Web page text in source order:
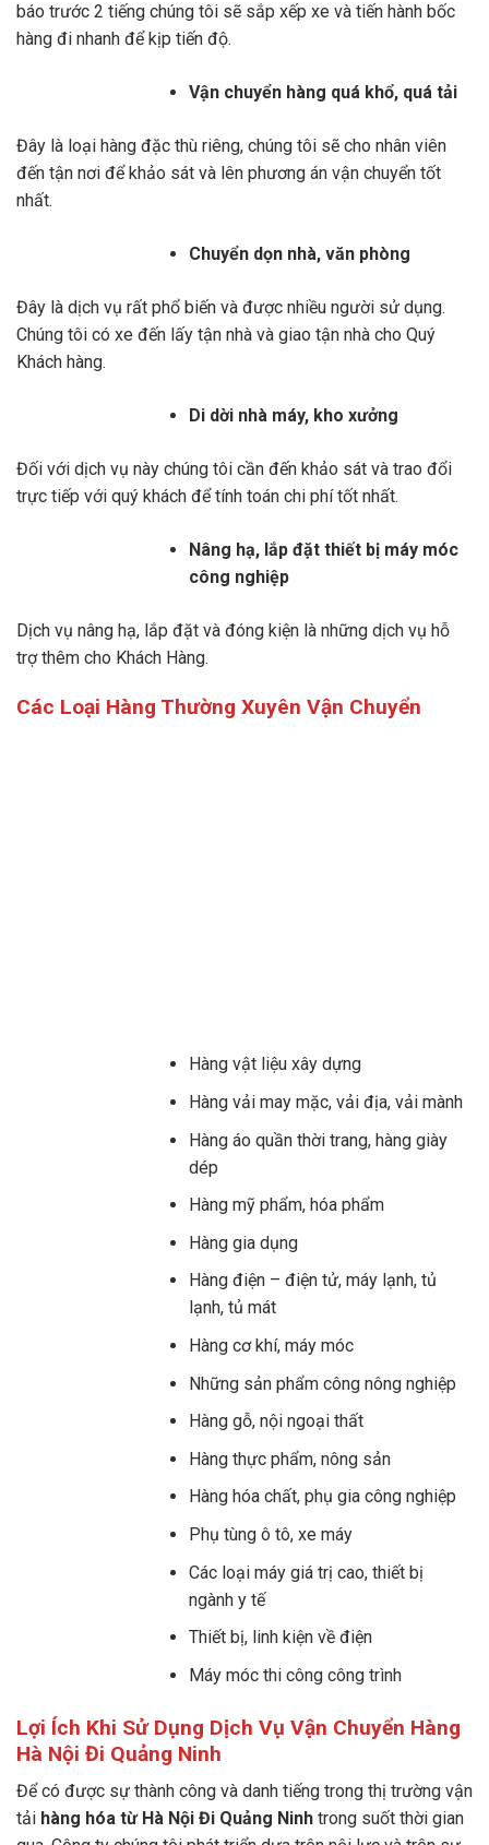
báo trước 2 tiếng chúng tôi sẽ sắp xếp xe và tiến hành bốc
hàng đi nhanh để kịp tiến độ.
Vận chuyển hàng quá khổ, quá tải
Đây là loại hàng đặc thù riêng, chúng tôi sẽ cho nhân viên
đến tận nơi để khảo sát và lên phương án vận chuyển tốt
nhất.
Chuyển dọn nhà, văn phòng
Đây là dịch vụ rất phổ biến và được nhiều người sử dụng.
Chúng tôi có xe đến lấy tận nhà và giao tận nhà cho Quý
Khách hàng.
Di dời nhà máy, kho xưởng
Đối với dịch vụ này chúng tôi cần đến khảo sát và trao đổi
trực tiếp với quý khách để tính toán chi phí tốt nhất.
Nâng hạ, lắp đặt thiết bị máy móc
công nghiệp
Dịch vụ nâng hạ, lắp đặt và đóng kiện là những dịch vụ hỗ
trợ thêm cho Khách Hàng.
Các Loại Hàng Thường Xuyên Vận Chuyển
Hàng vật liệu xây dựng
Hàng vải may mặc, vải địa, vải mành
Hàng áo quần thời trang, hàng giày
dép
Hàng mỹ phẩm, hóa phẩm
Hàng gia dụng
Hàng điện – điện tử, máy lạnh, tủ
lạnh, tủ mát
Hàng cơ khí, máy móc
Những sản phẩm công nông nghiệp
Hàng gỗ, nội ngoại thất
Hàng thực phẩm, nông sản
Hàng hóa chất, phụ gia công nghiệp
Phụ tùng ô tô, xe máy
Các loại máy giá trị cao, thiết bị
ngành y tế
Thiết bị, linh kiện về điện
Máy móc thi công công trình
Lợi Ích Khi Sử Dụng Dịch Vụ Vận Chuyển Hàng
Hà Nội Đi Quảng Ninh
Để có được sự thành công và danh tiếng trong thị trường vận
tải hàng hóa từ Hà Nội Đi Quảng Ninh trong suốt thời gian